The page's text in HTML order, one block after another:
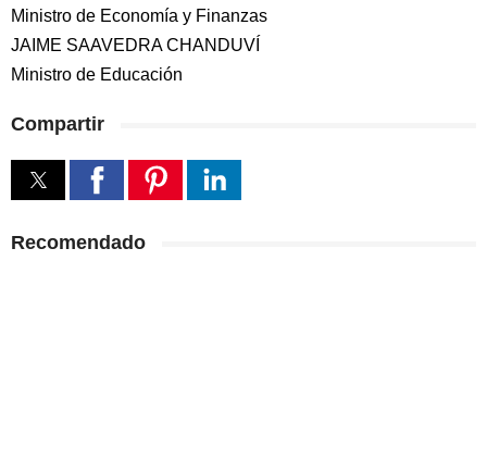
Ministro de Economía y Finanzas
JAIME SAAVEDRA CHANDUVÍ
Ministro de Educación
Compartir
Recomendado